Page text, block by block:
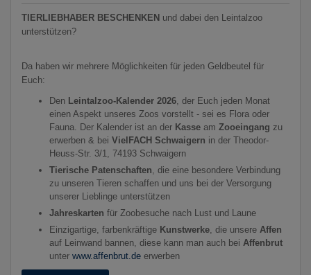
TIERLIEBHABER BESCHENKEN und dabei den Leintalzoo
unterstützen?
Da haben wir mehrere Möglichkeiten für jeden Geldbeutel für
Euch:
Den Leintalzoo-Kalender 2026 , der Euch jeden Monat
einen Aspekt unseres Zoos vorstellt - sei es Flora oder
Fauna. Der Kalender ist an der Kasse am Zooeingang zu
erwerben & bei VielFACH Schwaigern in der Theodor-
Heuss-Str. 3/1, 74193 Schwaigern
Tierische Patenschaften , die eine besondere Verbindung
zu unseren Tieren schaffen und uns bei der Versorgung
unserer Lieblinge unterstützen
Jahreskarten für Zoobesuche nach Lust und Laune
Einzigartige, farbenkräftige Kunstwerke , die unsere Affen
auf Leinwand bannen, diese kann man auch bei Affenbrut
unter www.affenbrut.de erwerben